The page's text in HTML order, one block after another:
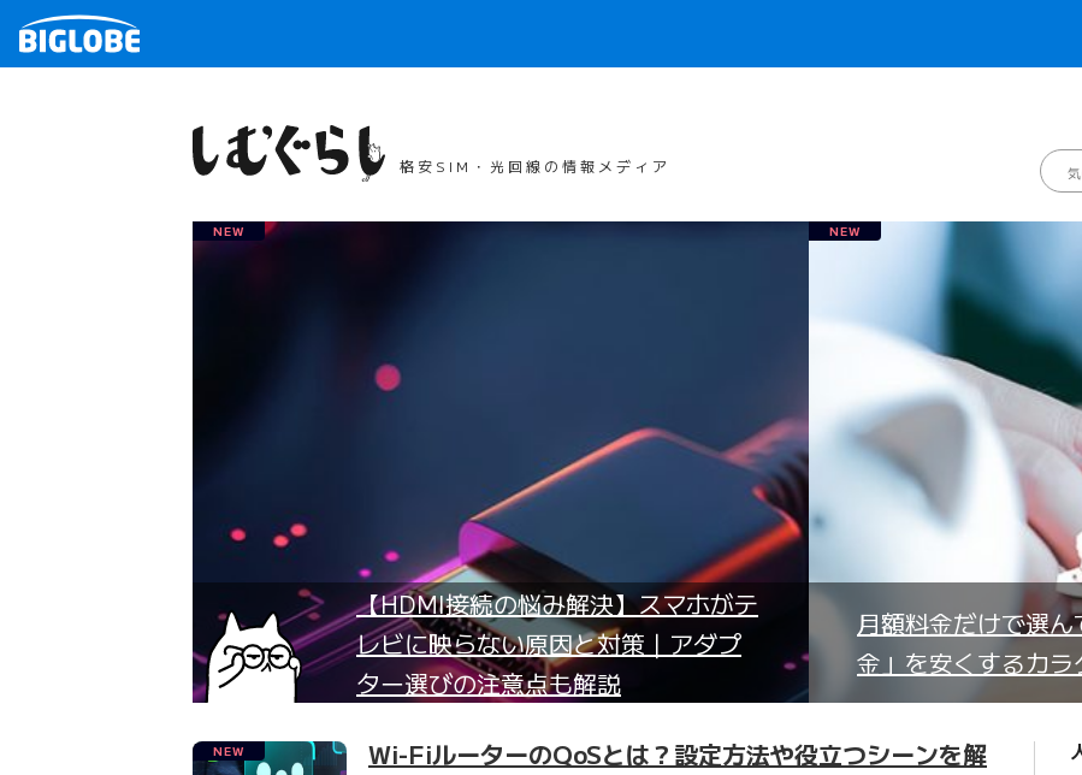
格安SIM・光回線の情報メディア
NEW
【HDMI接続の悩み解決】スマホがテ
レビに映らない原因と対策｜アダプ
ター選びの注意点も解説
NEW
月額料金だけで選
金」を安くするカ
NEW
Wi-FiルーターのQoSとは？設定方法や役立つシーンを解